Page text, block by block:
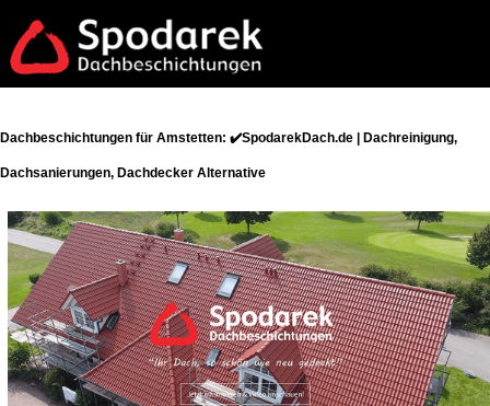
Dachbeschichtungen für Amstetten: ✔️SpodarekDach.de | Dachreinigung,
Dachsanierungen, Dachdecker Alternative